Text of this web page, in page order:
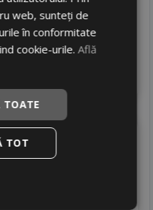
17%
Ultima bucata!
livrare 2/3 zile
114H
web, sunteți de
în conformitate
cookie-urile.Află
TOATE
TOT